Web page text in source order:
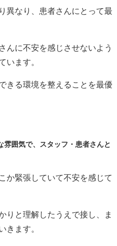
異なり、患者さんにとって最
んに不安を感じさせないよう
ます。
きる環境を整えることを最優
囲気で、スタッフ・患者さんと
か緊張していて不安を感じて
りと理解したうえで接し、ま
ます。